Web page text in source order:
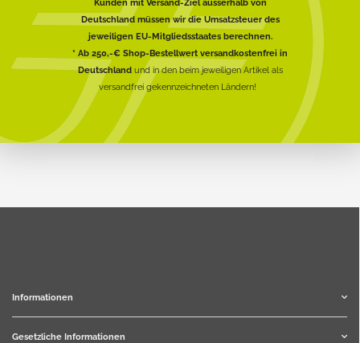
Deutschland müssen wir die Umsatzsteuer des
jeweiligen EU-Mitgliedsstaates berechnen.
* Ab 250,-€ Shop-Bestellwert versandkostenfrei in
Deutschlandund in den beim jeweiligen Artikel als
versandfrei gekennzeichneten Ländern!
Informationen
Gesetzliche Informationen